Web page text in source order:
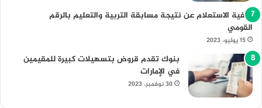
كيفية الاستعلام عن نتيجة مسابقة التربية والتعليم بالرقم
القومي
15 يوليو، 2023
بنوك تقدم قروض بتسهيلات كبيرة للمقيمين
في الإمارات
30 نوفمبر، 2023